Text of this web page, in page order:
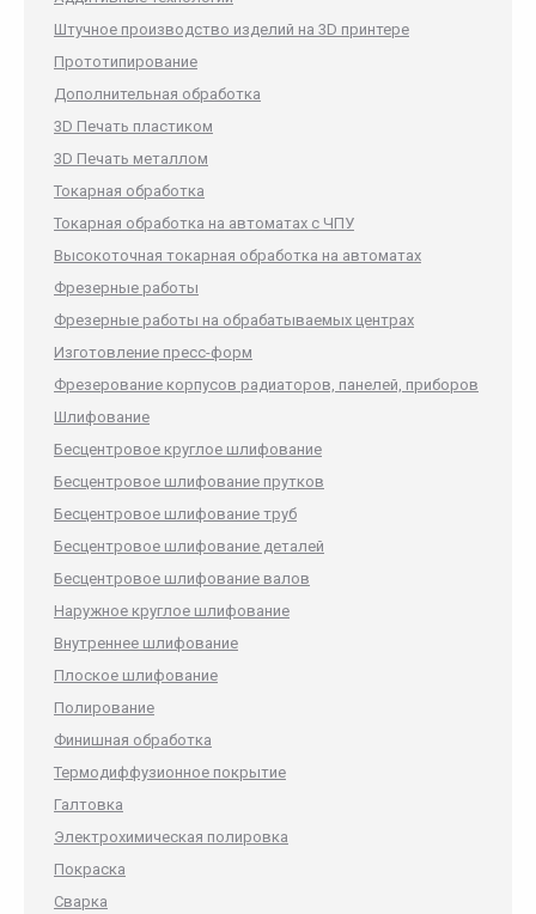
Штучное производство изделий на 3D принтере
Прототипирование
Дополнительная обработка
3D Печать пластиком
3D Печать металлом
Токарная обработка
Токарная обработка на автоматах с ЧПУ
Высокоточная токарная обработка на автоматах
Фрезерные работы
Фрезерные работы на обрабатываемых центрах
Изготовление пресс-форм
Фрезерование корпусов радиаторов, панелей, приборов
Шлифование
Бесцентровое круглое шлифование
Бесцентровое шлифование прутков
Бесцентровое шлифование труб
Бесцентровое шлифование деталей
Бесцентровое шлифование валов
Наружное круглое шлифование
Внутреннее шлифование
Плоское шлифование
Полирование
Финишная обработка
Термодиффузионное покрытие
Галтовка
Электрохимическая полировка
Покраска
Сварка